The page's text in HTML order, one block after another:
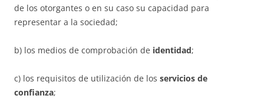
de los otorgantes o en su caso su capacidad para
representar a la sociedad;
b) los medios de comprobación de identidad;
c) los requisitos de utilización de los servicios de
confianza;